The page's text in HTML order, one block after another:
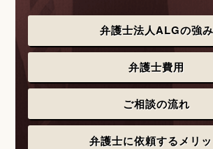
弁護士法人ALGの強み
弁護士費用
ご相談の流れ
弁護士に依頼するメリ